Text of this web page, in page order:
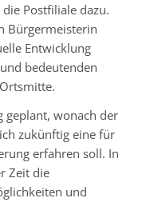
Postfiliale dazu.
Bürgermeisterin
Entwicklung
bedeutenden
geplant, wonach der
zukünftig eine für
erfahren soll. In
Zeit die
und